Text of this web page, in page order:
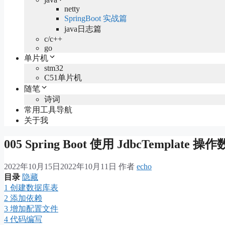
netty
SpringBoot 实战篇
java日志篇
c/c++
go
单片机
stm32
C51单片机
随笔
诗词
常用工具导航
关于我
005 Spring Boot 使用 JdbcTemplate 操作
2022年10月15日 2022年10月11日 作者 echo
目录 隐藏
1 创建数据库表
2 添加依赖
3 增加配置文件
4 代码编写